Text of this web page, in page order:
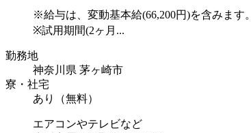
※給与は、変動基本給(66,200円)を含みます。
※試用期間(2ヶ月...
勤務地
神奈川県 茅ヶ崎市
寮・社宅
あり（無料）
エアコンやテレビなど